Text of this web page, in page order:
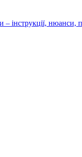
– інструкції, нюанси,